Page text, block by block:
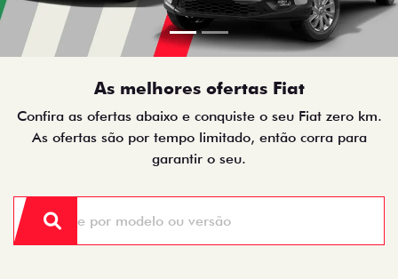
As melhores ofertas Fiat
Confira as ofertas abaixo e conquiste o seu Fiat zero km.
As ofertas são por tempo limitado, então corra para
garantir o seu.